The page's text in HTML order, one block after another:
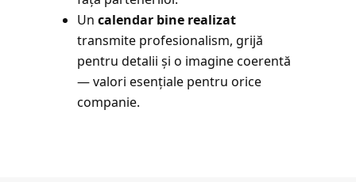
Un calendar bine realizat
transmite profesionalism, grijă
pentru detalii și o imagine coerentă
— valori esențiale pentru orice
companie.